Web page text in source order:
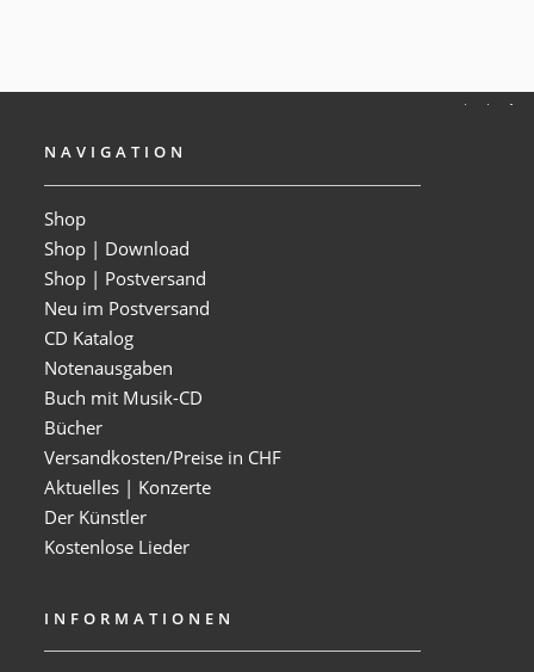
NAVIGATION
Shop
Shop | Download
Shop | Postversand
Neu im Postversand
CD Katalog
Notenausgaben
Buch mit Musik-CD
Bücher
Versandkosten/Preise in CHF
Aktuelles | Konzerte
Der Künstler
Kostenlose Lieder
INFORMATIONEN